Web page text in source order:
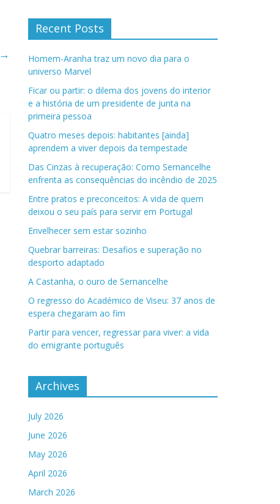
→
Recent Posts
Homem-Aranha traz um novo dia para o
universo Marvel
Ficar ou partir: o dilema dos jovens do interior
e a história de um presidente de junta na
primeira pessoa
Quatro meses depois: habitantes [ainda]
aprendem a viver depois da tempestade
Das Cinzas à recuperação: Como Sernancelhe
enfrenta as consequências do incêndio de 2025
Entre pratos e preconceitos: A vida de quem
deixou o seu país para servir em Portugal
Envelhecer sem estar sozinho
Quebrar barreiras: Desafios e superação no
desporto adaptado
A Castanha, o ouro de Sernancelhe
O regresso do Académico de Viseu: 37 anos de
espera chegaram ao fim
Partir para vencer, regressar para viver: a vida
do emigrante português
Archives
July 2026
June 2026
May 2026
April 2026
March 2026